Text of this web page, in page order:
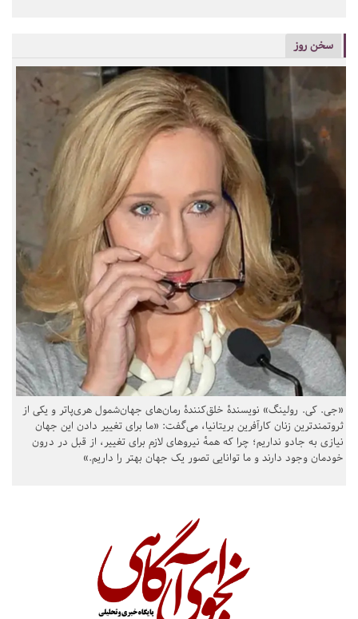
سخن روز
«جی. کی. رولینگ» نویسندهٔ خلق‌کنندهٔ رمان‌های جهان‌شمول هری‌پاتر و یکی از
ثروتمندترین زنان کارآفرین بریتانیا، می‌گفت: «ما برای تغییر دادن این جهان
نیازی به جادو نداریم؛ چرا که همهٔ نیروهای لازم برای تغییر، از قبل در درون
خودمان وجود دارند و ما توانایی تصور یک جهان بهتر را داریم.»